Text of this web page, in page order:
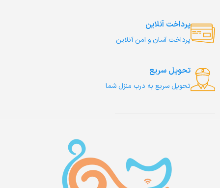
پرداخت آنلاین
پرداخت آسان و امن آنلاین
تحویل سریع
تحویل سریع به درب منزل شما